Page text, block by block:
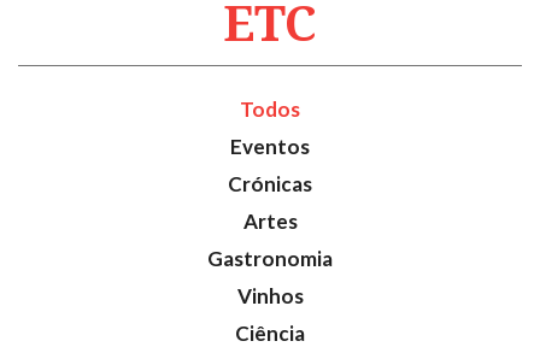
ETC
Todos
Eventos
Crónicas
Artes
Gastronomia
Vinhos
Ciência